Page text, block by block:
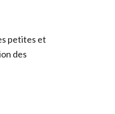
petites et
des